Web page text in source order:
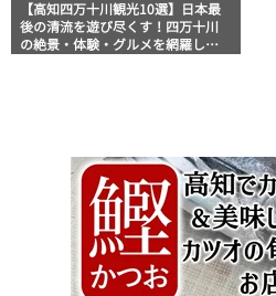
【高知四万十川観光10選】日本最
後の清流を遊び尽くす！四万十川
の絶景・体験・グルメを網羅した